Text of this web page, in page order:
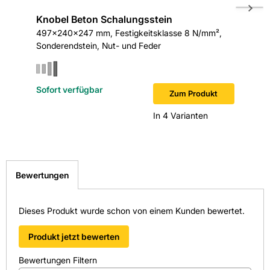
Länge in mm: 497
Material: Beton
Wärmeleitfähigkeit in W/(mK): 0,43
Knobel Beton Schalungsstein
497x240x247 mm, Festigkeitsklasse 8 N/mm²,
Sonderendstein, Nut- und Feder
Zum Produkt
In 4 Varianten
Sofort verfügbar
Bewertungen
Dieses Produkt wurde schon von einem Kunden bewertet.
Produkt jetzt bewerten
Bewertungen Filtern